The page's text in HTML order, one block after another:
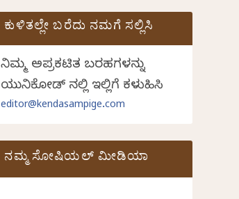
ಕುಳಿತಲ್ಲೇ ಬರೆದು ನಮಗೆ ಸಲ್ಲಿಸಿ
ನಿಮ್ಮ ಅಪ್ರಕಟಿತ ಬರಹಗಳನ್ನು
ಯುನಿಕೋಡ್ ನಲ್ಲಿ ಇಲ್ಲಿಗೆ ಕಳುಹಿಸಿ
editor@kendasampige.com
ನಮ್ಮ ಸೋಷಿಯಲ್‌ ಮೀಡಿಯಾ